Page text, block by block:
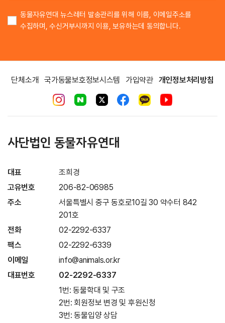
동물자유연대 뉴스레터 발송관리를 위해 이름, 이메일주소를
수집하며, 수신거부시까지 이용, 보유하는데 동의합니다.
단체소개 국가동물보호정보시스템 가입약관 개인정보처리방침
사단법인 동물자유연대
대표
조희경
고유번호
206-82-06985
주소
서울특별시 중구 동호로10길 30 약수터 842
201호
전화
02-2292-6337
팩스
02-2292-6339
이메일
info@animals.or.kr
대표번호
02-2292-6337
1번: 동물학대 및 구조
2번: 회원정보 변경 및 후원신청
3번: 동물입양 상담